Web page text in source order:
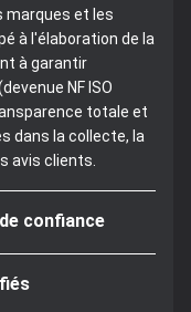
marques et les
à l'élaboration de la
à garantir
NF ISO
totale et
dans la collecte, la
avis clients.
confiance